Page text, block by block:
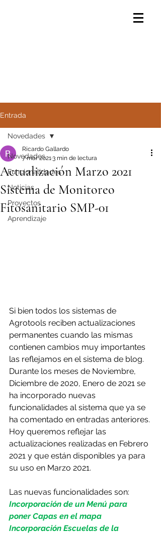
Entrada
Novedades
Funcionalidades
Noticias
Proyectos
Aprendizaje
Novedades
Actualización Marzo 2021
Sistema de Monitoreo
Fitosanitario SMP-01
Ricardo Gallardo
7 mar 20213 min de lectura
Si bien todos los sistemas de
Agrotools reciben actualizaciones
permanentes cuando las mismas
contienen cambios muy importantes
las reflejamos en el sistema de blog.
Durante los meses de Noviembre,
Diciembre de 2020, Enero de 2021 se
ha incorporado nuevas
funcionalidades al sistema que ya se
ha comentado en entradas anteriores.
Hoy queremos reflejar las
actualizaciones realizadas en Febrero
2021 y que están disponibles ya para
su uso en Marzo 2021.
Las nuevas funcionalidades son:
Incorporación de un Menú para
poner Capas en el mapa
Incorporación Escuelas de la